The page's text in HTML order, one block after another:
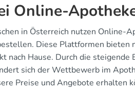
Online-
in Österreich nutzen Online-
Diese Plattformen
nach Hause. Durch die
sich der Wettbewerb im
Preise und Angebote erhalten